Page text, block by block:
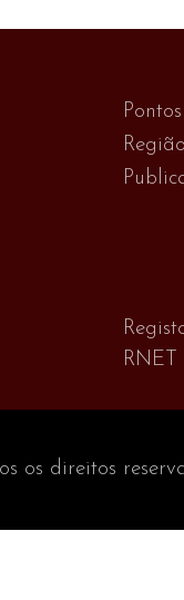
RNET
os direitos